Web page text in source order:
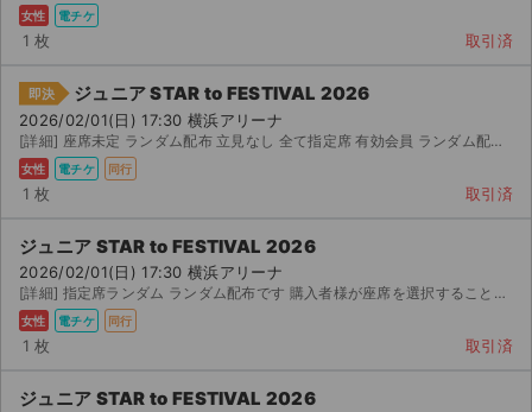
女性 電チケ
1 枚 取引済
即決 ジュニア STAR to FESTIVAL 2026
2026/02/01(日) 17:30 横浜アリーナ
[詳細] 座席未定 ランダム配布 立見なし 全て指定席 有効会員 ランダム配布をご理解している方のみご...
女性 電チケ 同行
1 枚 取引済
ジュニア STAR to FESTIVAL 2026
2026/02/01(日) 17:30 横浜アリーナ
[詳細] 指定席ランダム ランダム配布です 購入者様が座席を選択することはできません。公演当日開場 分...
女性 電チケ 同行
1 枚 取引済
ジュニア STAR to FESTIVAL 2026